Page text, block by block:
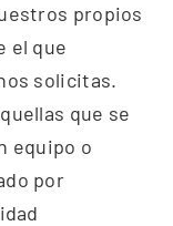
propios
el que
solicitas.
que se
equipo o
por